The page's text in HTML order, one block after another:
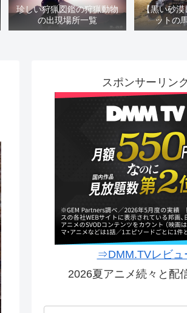
珍しい狩猟図鑑の狩猟動物
の出現場所一覧
【黒い砂
ットの
スポンサーリンク
⇒DMM.TVレビュ
2026夏アニメ続々と配